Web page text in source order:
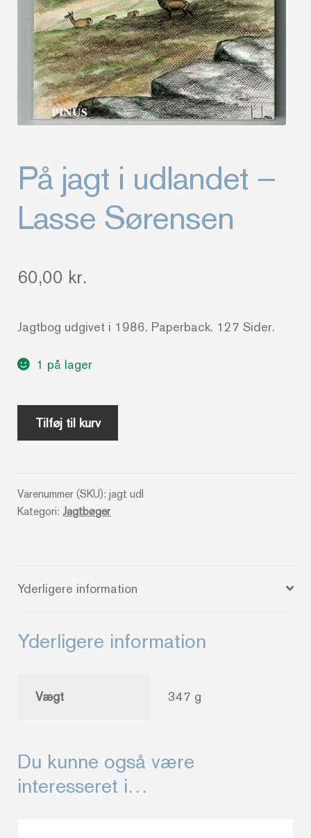
På jagt i udlandet –
Lasse Sørensen
60,00 kr.
Jagtbog udgivet i 1986. Paperback. 127 Sider.
1 på lager
-
Lasse
Tilføj til kurv
Varenummer (SKU):jagt udl
Kategori:Jagtbøger
Yderligere information
Yderligere information
Vægt 347 g
Du kunne også være
interesseret i…